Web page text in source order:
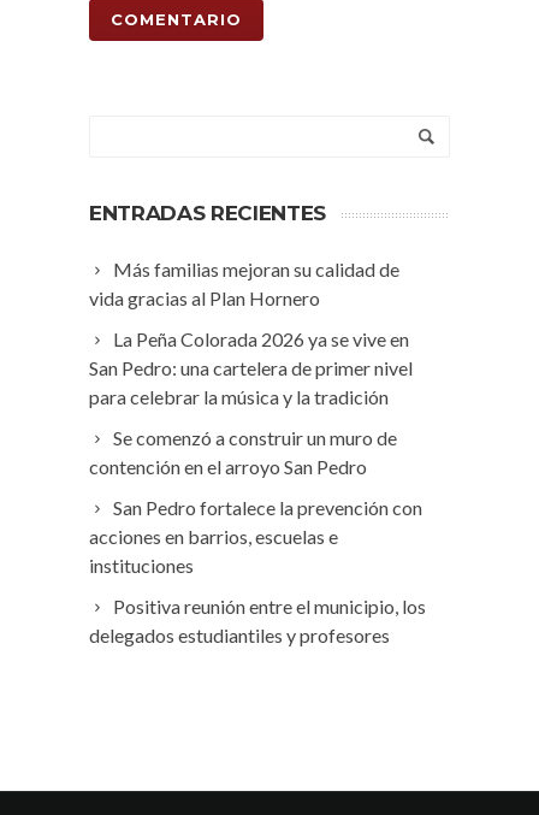
ENTRADAS RECIENTES
Más familias mejoran su calidad de
vida gracias al Plan Hornero
La Peña Colorada 2026 ya se vive en
San Pedro: una cartelera de primer nivel
para celebrar la música y la tradición
Se comenzó a construir un muro de
contención en el arroyo San Pedro
San Pedro fortalece la prevención con
acciones en barrios, escuelas e
instituciones
Positiva reunión entre el municipio, los
delegados estudiantiles y profesores